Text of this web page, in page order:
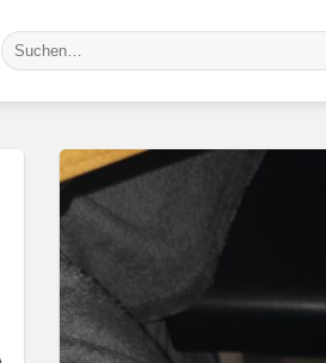
Suche
nach: